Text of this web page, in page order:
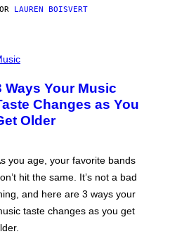
LAUREN BOISVERT
Ways Your Music
Changes as You
Older
you age, your favorite bands
hit the same. It’s not a bad
and here are 3 ways your
taste changes as you get